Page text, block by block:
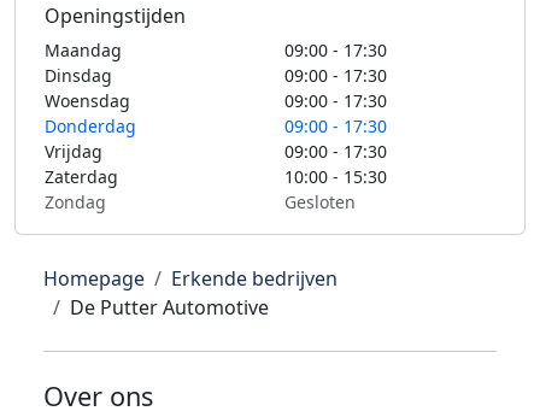
Openingstijden
Maandag
09:00 - 17:30
Dinsdag
09:00 - 17:30
Woensdag
09:00 - 17:30
Donderdag
09:00 - 17:30
Vrijdag
09:00 - 17:30
Zaterdag
10:00 - 15:30
Zondag
Gesloten
Homepage
Erkende bedrijven
De Putter Automotive
Over ons